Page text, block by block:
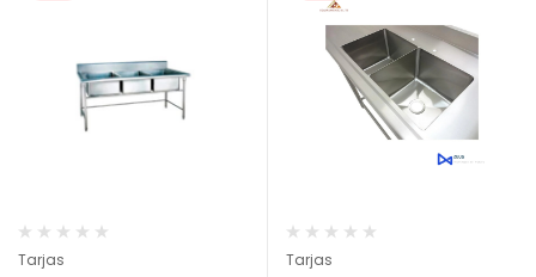
Tarjas
Tarjas